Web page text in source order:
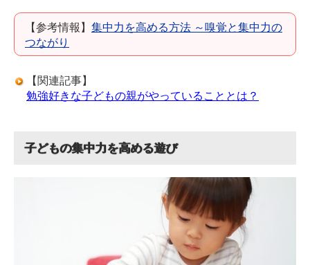
【参考情報】 集中力を高める方法 ～嗅覚と集中力の
つながり
【関連記事】
勉強好きな子どもの親がやっていることとは？
子どもの集中力を高める遊び